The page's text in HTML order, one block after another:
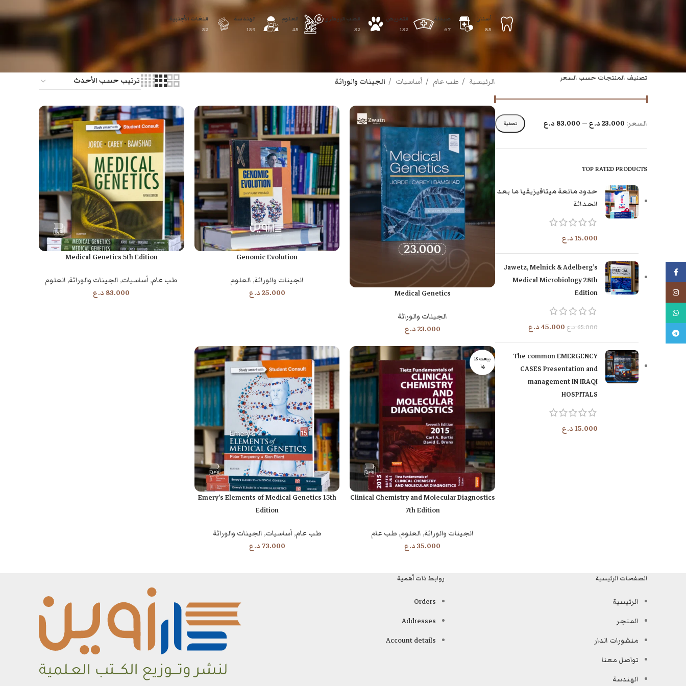
أسنان
85
صيدلة
67
التمريض
132
الطب البيطري
32
العلوم
45
الهندسة
159
اللغات الأجنبية
52
تصنيف المنتجات حسب السعر
تصفية السعر: 23.000 د.ع — 83.000 د.ع
TOP RATED PRODUCTS
حدود مائعة ميتافيزيقيا ما بعد
الحداثة
15.000د.ع
Jawetz, Melnick & Adelberg’s
Medical Microbiology 28th
Edition
65.000د.ع 45.000د.ع
The common EMERGENCY
CASES Presentation and
management IN IRAQI
HOSPITALS
15.000د.ع
الرئيسية طب عام أساسيات الجينات والوراثة
Medical Genetics
الجينات والوراثة
23.000د.ع
Genomic Evolution
الجينات والوراثة, العلوم
25.000د.ع
إضافة إلى السلةMedical Genetics 5th Edition
طب عام, أساسيات, الجينات والوراثة, العلوم
83.000 د.ع
بيعت كل
ها
قراءة المزيد
Clinical Chemistry and Molecular Diagnostics
7th Edition
الجينات والوراثة, العلوم, طب عام
35.000د.ع
إضافة إلى السلة
Emery’s Elements of Medical Genetics 15th
Edition
طب عام, أساسيات, الجينات والوراثة
73.000 د.ع
الصفحات الرئيسية
الرئيسية
المتجر
منشورات الدار
تواصل معنا
الهندسة
روابط ذات أهمية
Orders
Addresses
Account details